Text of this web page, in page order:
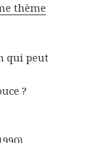
thème
qui peut
?